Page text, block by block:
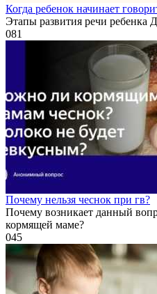
Когда ребенок начинает
Этапы развития речи ребенка
081
Почему нельзя чеснок при гв?
Почему возникает данный
кормящей маме?
045